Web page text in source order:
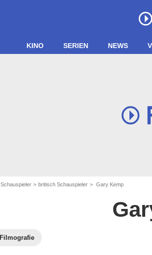
KINO SERIEN NEWS
Schauspieler britisch Schauspieler Gary Kemp
Filmografie